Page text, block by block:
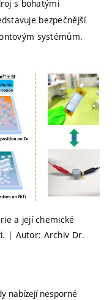
s bohatými
bezpečnější
systémům.
a její chemické
| Autor: Archiv Dr.
nabízejí nesporné